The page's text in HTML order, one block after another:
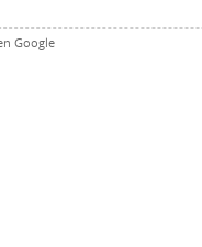
Google